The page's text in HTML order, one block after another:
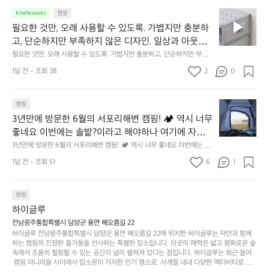
중
인
차
안
서
도
구
나
잠
에
기
까
이
걸
리
는
는 균형감에서 출발했습니다.  그중에서도 슬림함에 철
저히 집착했습니다. 튼튼한 내구도와 넉넉한 수납력을
해치치 않는 선에서, 가장 가볍고 얇게 설계했습니다.
이 디자인과 사용감은, 꼭 직접 손으로 만져보며 경험
해 보시기를 바랍니다.
철저히 집착했습니다. 튼튼한 내구도와 넉넉한 수납력을 해치치 않는 선에
서, 가장 가볍고 얇게 설계했습니다.  이 디자인과 사용감은, 꼭 직접 손으로
만져보며 경험해 보시기를 바랍니다.
0
년
이
넘
군
지
의
초
기
품
갑’입
니
다.
일
Kineticworks 캠핑
필요한 것만, 오래 사용할 수 있도록. 가볍지만 충분하
고, 단순하지만 부족하지 않은 디자인. 일상과 아웃도
어의 경계를 자연스럽게 이어주는 RIDGE MOUNTAIN
GEAR. 키네틱웍스에서 만나보세요.
필요한 것만, 오래 사용할 수 있도록. 가볍지만 충분하고, 단순하지만 부족하
지 않은 디자인. 일상과 아웃도어의 경계를 자연스럽게 이어주는 RIDGE M
OUNTAIN GEAR. 키네틱웍스에서 만나보세요.
필
요
한
것
오
용
할
수
있
록.
분
하
고,
단
1달 전 조회 38 2 0
캠핑
3년만에 방문한 6월의 서포리해변 캠핑! 🏕 역시 너무
좋네요 이번에는 솔밭?이라고 해야하나 여기에 자리를
잡았는데 정말 시원하고 경치도 좋네요  서해치고 물도
맑은편, 아이들도 놀기 좋고 1박 2일은 넘 짧게 느껴지
네요  .1박 1동 1만원 (수금은 7시쯤, 동네에서 관리) .수
바로 화장실있음 .5분거리 cu .2분거리 음식점  항구에
서부터 해변까지 버스도 다니네요 ㅎㅎㅎ 아이들 엄청
좋아하네요 점심쯤도착해서 철수할때까지 물놀이 3
타임이나 했네요 ⛱️
3년만에 방문한 6월의 서포리해변 캠핑! 🏕 역시 너무 좋네요 이번에는 솔
밭?이라고 해야하나 여기에 자리를 잡았는데 정말 시원하고 경치도 좋네요
서해치고 물도 맑은편, 아이들도 놀기 좋고 1박 2일은 넘 짧게 느껴지네요  .
항구에서부터 해변까지 버스도 다니네요 ㅎㅎㅎ 아이들 엄청 좋아하네요 점
심쯤도착해서 철수할때까지 물놀이 3타임이나 했네요 ⛱️
년
만
에
문
포
리
해
변
1달 전 조회 51 6 1
캠핑
하이글루
전남광주통합특별시 담양군 용면 해오름길 22
하이글루 전남광주통합특별시 담양군 용면 해오름길 22에 위치한 하이글루는 자연과 함께
하는 캠핑의 진정한 즐거움을 선사하는 특별한 장소입니다. 이곳의 매력은 넓고 평화로운 숲
속에서 조용히 힐링할 수 있는 공간이 널리 펼쳐져 있다는 점입니다. 하이글루는 최근 들어
캠핑 마니아들 사이에서 입소문이 자자한 인기 명소로, 사계절 내내 다양한 액티비티로 방